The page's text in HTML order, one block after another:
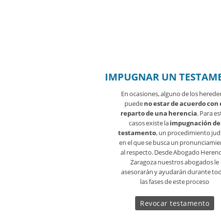
IMPUGNAR UN
En ocasiones, alguno de los
puedeno estar de acuerdo con
reparto de una herencia. Para
casos existe laimpugnación de
testamento, un procedimiento
en el que se busca un
al respecto. Desde Abogado
Zaragoza nuestros abogados le
asesorarán y ayudarán durante
las fases de este proceso
Revocar testamento